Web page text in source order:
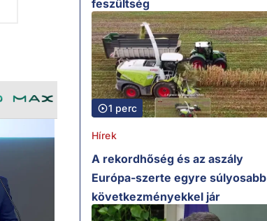
feszültség
1 perc
Hírek
A rekordhőség és az aszály
Európa-szerte egyre súlyosabb
következményekkel jár